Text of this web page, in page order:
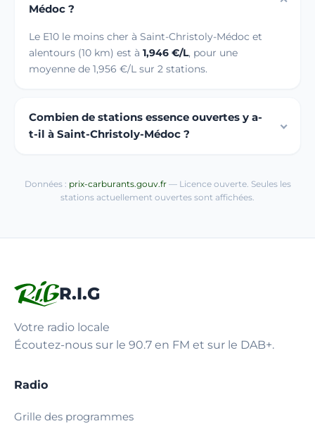
Médoc ?
Le E10 le moins cher à Saint-Christoly-Médoc et
alentours (10 km) est à 1,946 €/L, pour une
moyenne de 1,956 €/L sur 2 stations.
Combien de stations essence ouvertes y a-
t-il à Saint-Christoly-Médoc ?
Données : prix-carburants.gouv.fr— Licence ouverte. Seules les
stations actuellement ouvertes sont affichées.
R.I.G
Votre radio locale
Écoutez-nous sur le 90.7 en FM et sur le DAB+.
Radio
Grille des programmes